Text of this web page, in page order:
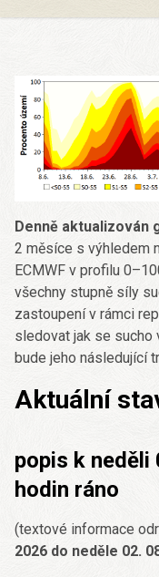
Denně aktualizován
2 měsíce s výhledem
ECMWF v profilu
všechny stupně síly
zastoupení v rámci
sledovat jak se sucho
bude jeho následující
Aktuální
popis k neděli
hodin ráno
(textové informace
2026 do neděle 02.